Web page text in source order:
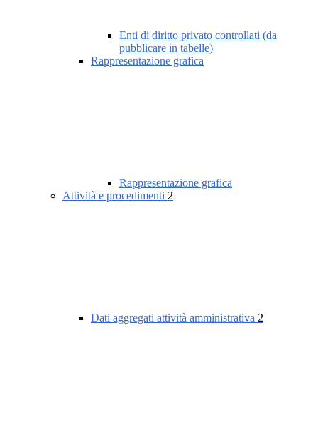
Enti di diritto privato controllati (da
pubblicare in tabelle)
Rappresentazione grafica
Rappresentazione grafica
Attività e procedimenti 2
Dati aggregati attività amministrativa 2